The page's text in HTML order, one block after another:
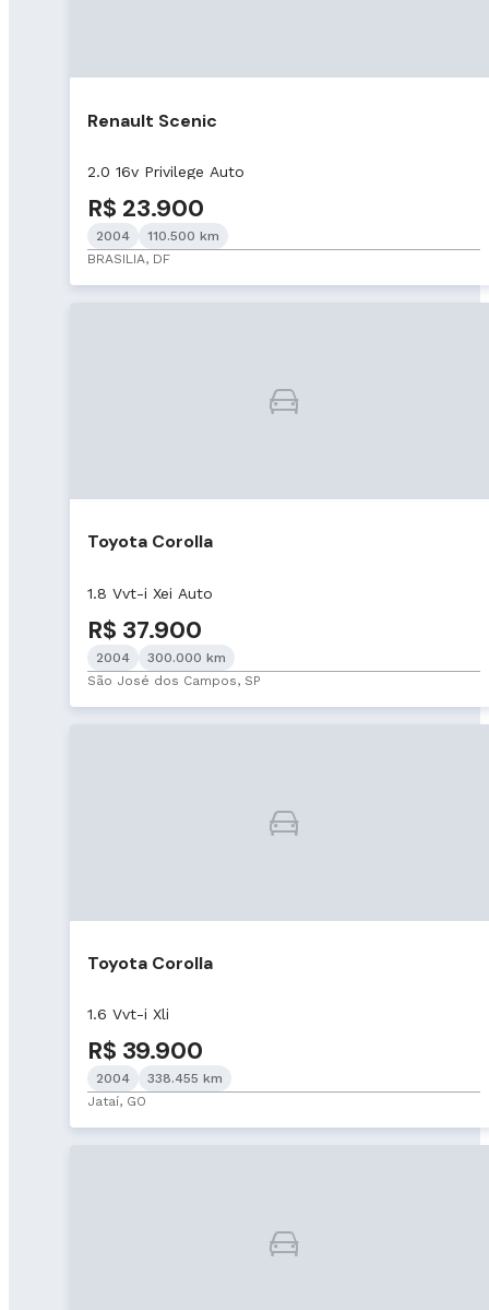
Renault Scenic
2.0 16v Privilege Auto
R$ 23.900
2004
110.500 km
BRASILIA, DF
Toyota Corolla
1.8 Vvt-i Xei Auto
R$ 37.900
2004
300.000 km
São José dos Campos, SP
Toyota Corolla
1.6 Vvt-i Xli
R$ 39.900
2004
338.455 km
Jataí, GO